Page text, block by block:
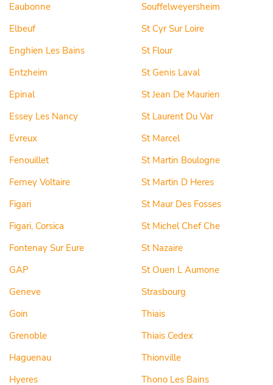
Eaubonne
Elbeuf
Enghien Les Bains
Entzheim
Epinal
Essey Les Nancy
Evreux
Fenouillet
Ferney Voltaire
Figari
Figari, Corsica
Fontenay Sur Eure
GAP
Geneve
Goin
Grenoble
Haguenau
Hyeres
Souffelweyersheim
St Cyr Sur Loire
St Flour
St Genis Laval
St Jean De Maurien
St Laurent Du Var
St Marcel
St Martin Boulogne
St Martin D Heres
St Maur Des Fosses
St Michel Chef Che
St Nazaire
St Ouen L Aumone
Strasbourg
Thiais
Thiais Cedex
Thionville
Thono Les Bains